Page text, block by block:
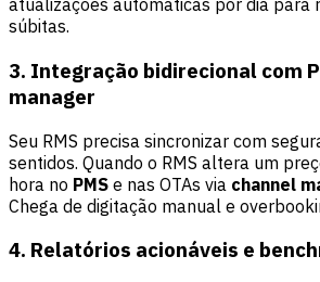
atualizações automáticas por dia para
súbitas.
3. Integração bidirecional com
manager
Seu RMS precisa sincronizar com
sentidos. Quando o RMS altera um
hora no PMS e nas OTAs via channel
Chega de digitação manual e
4. Relatórios acionáveis e